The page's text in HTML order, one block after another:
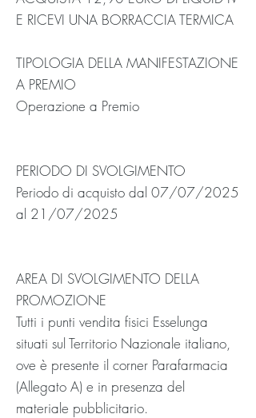
E RICEVI UNA BORRACCIA TERMICA
TIPOLOGIA DELLA MANIFESTAZIONE
A PREMIO
Operazione a Premio
PERIODO DI SVOLGIMENTO
Periodo di acquisto dal 07/07/2025
al 21/07/2025
AREA DI SVOLGIMENTO DELLA
PROMOZIONE
Tutti i punti vendita fisici Esselunga
situati sul Territorio Nazionale italiano,
ove è presente il corner Parafarmacia
(Allegato A) e in presenza del
materiale pubblicitario.